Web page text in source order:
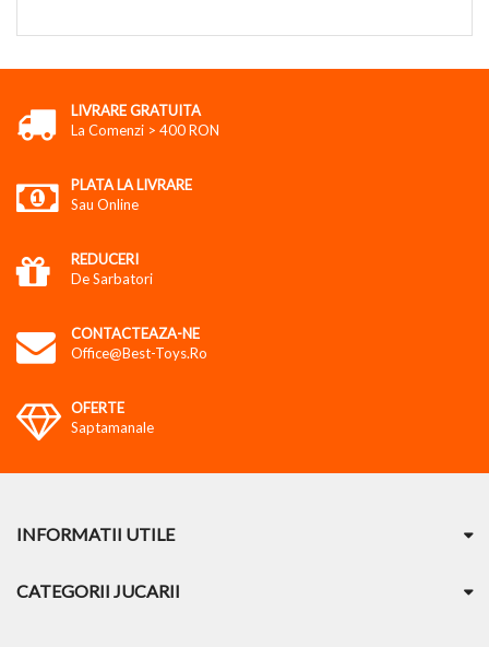
LIVRARE GRATUITA
La Comenzi > 400 RON
PLATA LA LIVRARE
Sau Online
REDUCERI
De Sarbatori
CONTACTEAZA-NE
Office@best-Toys.ro
OFERTE
Saptamanale
INFORMATII UTILE
CATEGORII JUCARII